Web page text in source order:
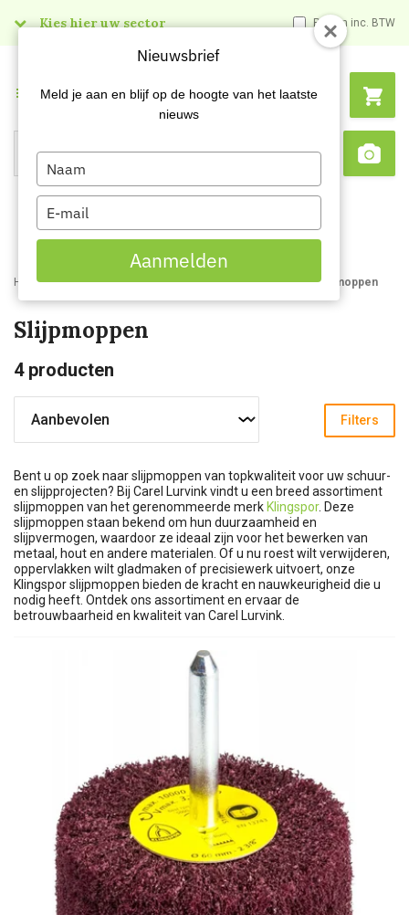
Kies hier uw sector Prijzen inc. BTW
Search
Menu
Home Webshop Schildersartikelen Schuurmaterialen Slijpmoppen
Slijpmoppen
4 producten
Filters
Bent u op zoek naar slijpmoppen van topkwaliteit voor uw schuur-
en slijpprojecten? Bij Carel Lurvink vindt u een breed assortiment
slijpmoppen van het gerenommeerde merk Klingspor. Deze
slijpmoppen staan bekend om hun duurzaamheid en
slijpvermogen, waardoor ze ideaal zijn voor het bewerken van
metaal, hout en andere materialen. Of u nu roest wilt verwijderen,
oppervlakken wilt gladmaken of precisiewerk uitvoert, onze
Klingspor slijpmoppen bieden de kracht en nauwkeurigheid die u
nodig heeft. Ontdek ons assortiment en ervaar de
betrouwbaarheid en kwaliteit van Carel Lurvink.
Nieuwsbrief
Meld je aan en blijf op de hoogte van het laatste
nieuws
Type
your
name
Type
your
email
Aanmelden